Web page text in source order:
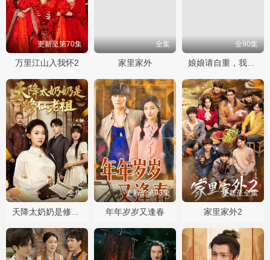
更新至第70集
万里江山入我怀2
全集
家里家外
全90集
娘娘请自重，我真的不想代替陛下
全集
天降太奶奶是修仙老祖
更新至第93集
年年岁岁又逢春
更新至全集
家里家外2